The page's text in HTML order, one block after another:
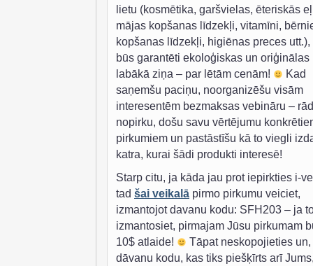
lietu (kosmētika, garšvielas, ēteriskās
mājas kopšanas līdzekļi, vitamīni,
kopšanas līdzekļi, higiēnas preces utt.),
būs garantēti ekoloģiskas un oriģinālas
labākā ziņa – par lētām cenām!
Kad
saņemšu paciņu, noorganizēšu visām
interesentēm bezmaksas vebināru –
nopirku, došu savu vērtējumu
pirkumiem un pastāstīšu kā to viegli
katra, kurai šādi produkti interesē!
Starp citu, ja kāda jau prot iepirkties i-
tad šai veikalā pirmo pirkumu veiciet,
izmantojot davanu kodu: SFH203 – ja
izmantosiet, pirmajam Jūsu pirkumam
10$ atlaide!
Tāpat neskopojieties un,
dāvanu kodu, kas tiks piešķīrts arī